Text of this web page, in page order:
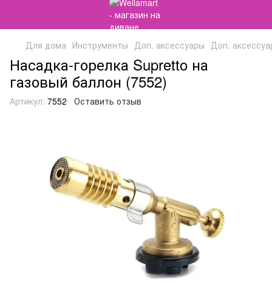
Для дома Инструменты Доп. аксессуары Доп.
Насадка-горелка Supretto на
газовый баллон (7552)
Артикул: 7552 Оставить отзыв